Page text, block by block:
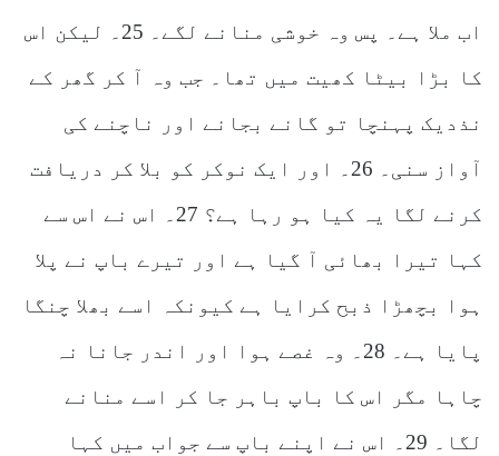
اب ملا ہے۔ پس وہ خوشی منانے لگے۔ 25۔ لیکن اس
کا بڑا بیٹا کھیت میں تھا۔ جب وہ آ کر گھر کے
نذدیک پہنچا تو گانے بجانے اور ناچنے کی
آواز سنی۔ 26۔ اور ایک نوکر کو بلا کر دریافت
کرنے لگا یہ کیا ہو رہا ہے؟ 27۔ اس نے اس سے
کہا تیرا بھائی آ گیا ہے اور تیرے باپ نے پلا
ہوا بچھڑا ذبح کرایا ہے کیونکہ اسے بھلا چنگا
پایا ہے۔ 28۔ وہ غصے ہوا اور اندر جانا نہ
چاہا مگر اس کا باپ باہر جا کر اسے منانے
لگا۔ 29۔ اس نے اپنے باپ سے جواب میں کہا